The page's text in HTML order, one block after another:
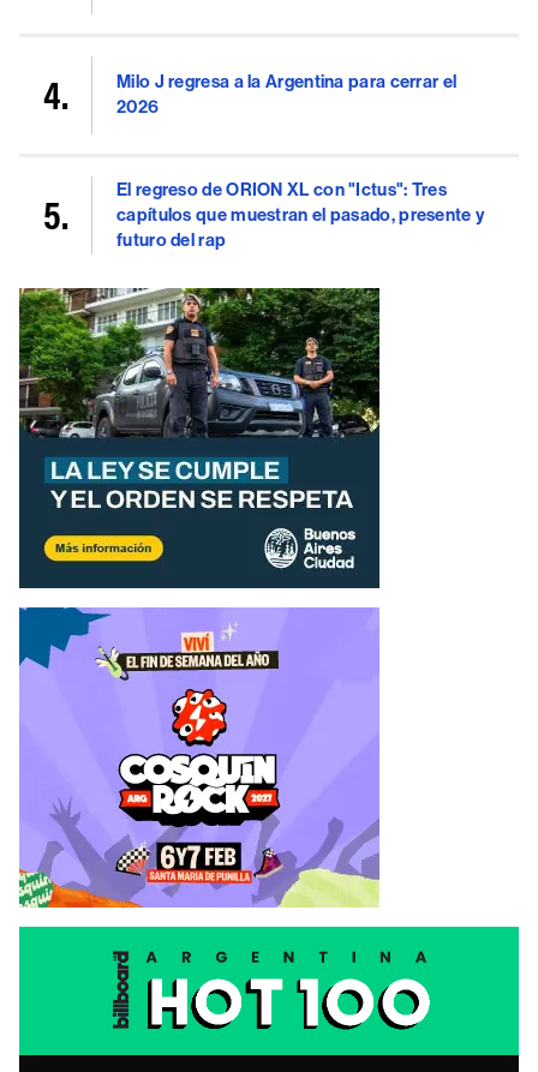
Milo J regresa a la Argentina para cerrar el
2026
El regreso de ORION XL con "Ictus": Tres
capítulos que muestran el pasado, presente y
futuro del rap